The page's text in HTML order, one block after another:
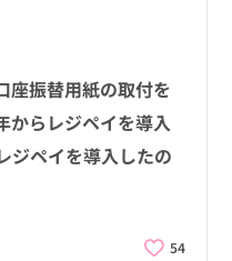
座振替用紙の取付を
からレジペイを導入
ジペイを導入したの
54